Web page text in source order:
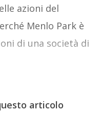
azioni del
Menlo Park è
di una società di
articolo